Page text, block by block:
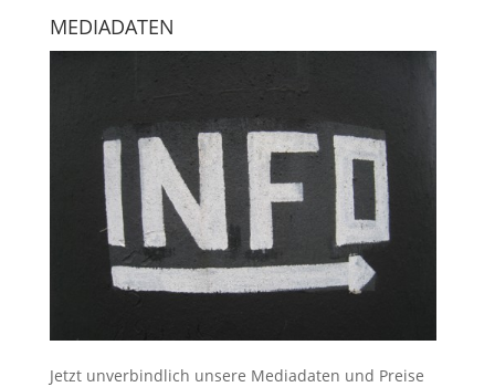
MEDIADATEN
Jetzt unverbindlich unsere Mediadaten und Preise